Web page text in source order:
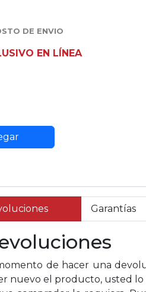
DE ENVIO
EN LÍNEA
Garantías
de hacer una
nuevo el producto, usted